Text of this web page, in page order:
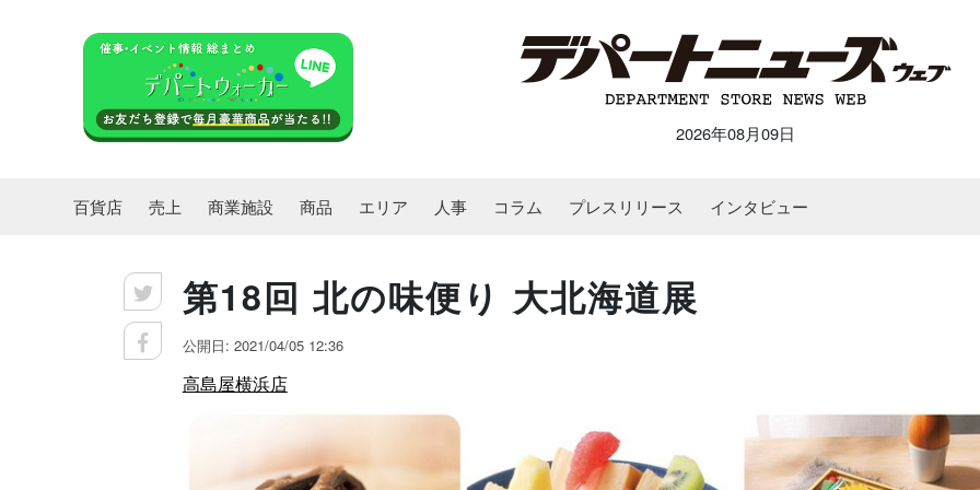
2026年08月09日
百貨店 売上 商業施設 商品 エリア 人事 コラム プレスリリース インタビュー
第18回 北の味便り 大北海道展
公開日: 2021/04/05 12:36
高島屋横浜店